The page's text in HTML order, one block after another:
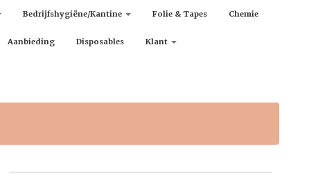
Bedrijfshygiëne/kantine Folie & Tapes Chemie
Aanbieding Disposables Klant